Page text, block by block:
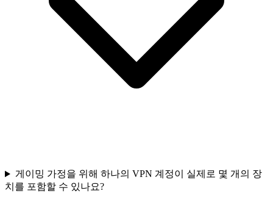
게이밍 가정을 위해 하나의 VPN 계정이 실제로 몇 개의 장
치를 포함할 수 있나요?